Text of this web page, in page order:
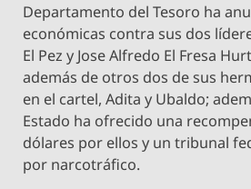
Departamento del Tesoro ha
económicas contra sus dos
El Pez y Jose Alfredo El Fresa
además de otros dos de sus
en el cartel, Adita y Ubaldo;
Estado ha ofrecido una
dólares por ellos y un tribunal
por narcotráfico.